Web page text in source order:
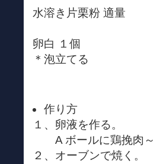
水溶き片栗粉 適量
卵白 １個
＊泡立てる
作り方
１、卵液を作る。
A ボールに鶏挽肉～
２、オーブンで焼く。